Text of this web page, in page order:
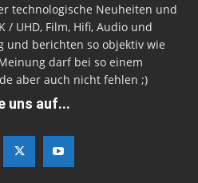
technologische Neuheiten und
/ UHD, Film, Hifi, Audio und
und berichten so objektiv wie
darf bei so einem
aber auch nicht fehlen ;)
uns auf...